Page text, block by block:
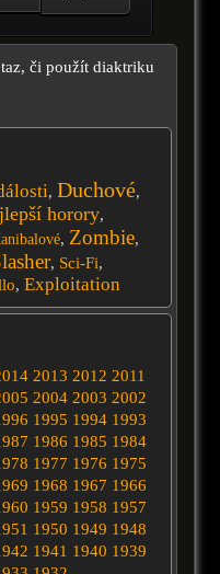
či použít diaktriku
, Duchové,
horory,
, Zombie,
, Sci-Fi,
, Exploitation
2013 2012 2011
2004 2003 2002
1995 1994 1993
1986 1985 1984
1977 1976 1975
1968 1967 1966
1959 1958 1957
1950 1949 1948
1941 1940 1939